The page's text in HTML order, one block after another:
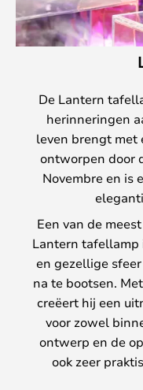
De Lantern
herinneringen
leven brengt met
ontworpen door
Novembre en is
Een van de
Lantern tafellamp
en gezellige
na te bootsen.
creëert hij een
voor zowel
ontwerp en de
ook zeer